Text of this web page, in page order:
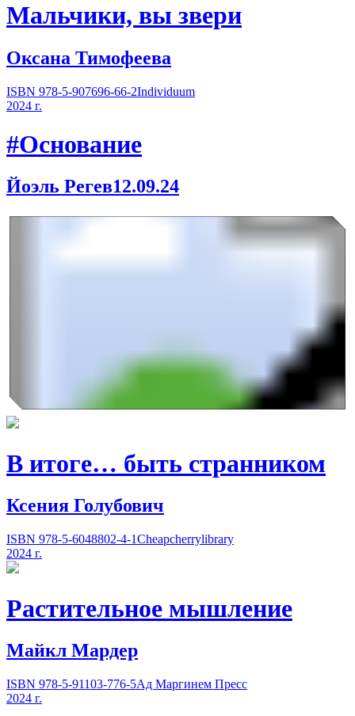
Мальчики, вы звери
Оксана Тимофеева
ISBN 978-5-907696-66-2Individuum
2024 г.
#Основание
Йоэль Регев12.09.24
В итоге… быть странником
Ксения Голубович
ISBN 978-5-6048802-4-1Cheapcherrylibrary
2024 г.
Растительное мышление
Майкл Мардер
ISBN 978-5-91103-776-5Ад Маргинем Пресс
2024 г.